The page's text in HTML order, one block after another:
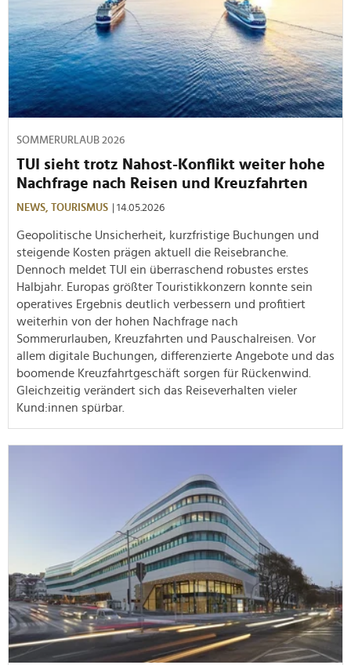
SOMMERURLAUB 2026
TUI sieht trotz Nahost-Konflikt weiter hohe
Nachfrage nach Reisen und Kreuzfahrten
NEWS, TOURISMUS | 14.05.2026
Geopolitische Unsicherheit, kurzfristige Buchungen und
steigende Kosten prägen aktuell die Reisebranche.
Dennoch meldet TUI ein überraschend robustes erstes
Halbjahr. Europas größter Touristikkonzern konnte sein
operatives Ergebnis deutlich verbessern und profitiert
weiterhin von der hohen Nachfrage nach
Sommerurlauben, Kreuzfahrten und Pauschalreisen. Vor
allem digitale Buchungen, differenzierte Angebote und das
boomende Kreuzfahrtgeschäft sorgen für Rückenwind.
Gleichzeitig verändert sich das Reiseverhalten vieler
Kund:innen spürbar.